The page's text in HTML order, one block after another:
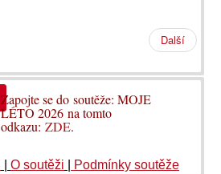
Další
Zapojte se do soutěže: MOJE
LÉTO 2026 na tomto
odkazu:ZDE.
O soutěži Podmínky soutěže